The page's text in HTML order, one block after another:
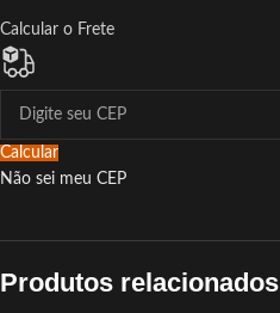
Calcular o Frete
Calcular
Não sei meu CEP
Produtos relacionados